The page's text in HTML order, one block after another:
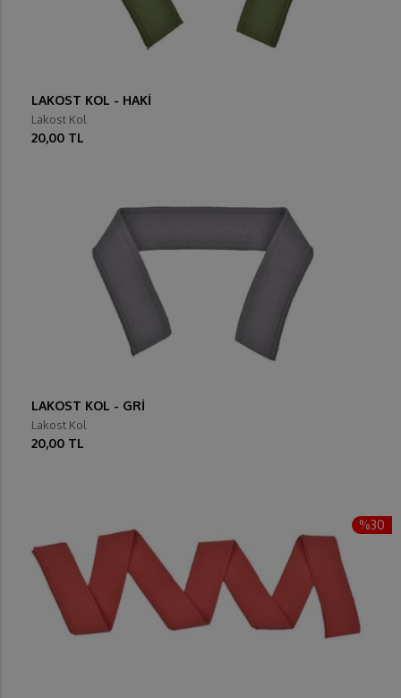
LAKOST KOL - HAKİ
Lakost Kol
20,00 TL
LAKOST KOL - GRİ
Lakost Kol
20,00 TL
%30